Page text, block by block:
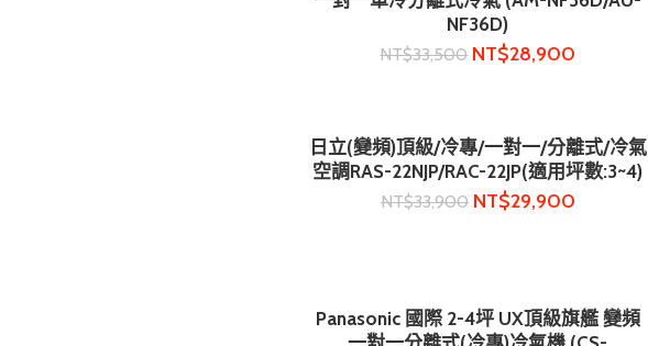
NF36D)
NT$33,500 NT$28,900
加入購物車
日立(變頻)頂級/冷專/一對一/分離式/冷氣
空調RAS-22NJP/RAC-22JP(適用坪數:3~4)
NT$33,900 NT$29,900
加入購物車
Panasonic 國際 2-4坪 UX頂級旗艦 變頻